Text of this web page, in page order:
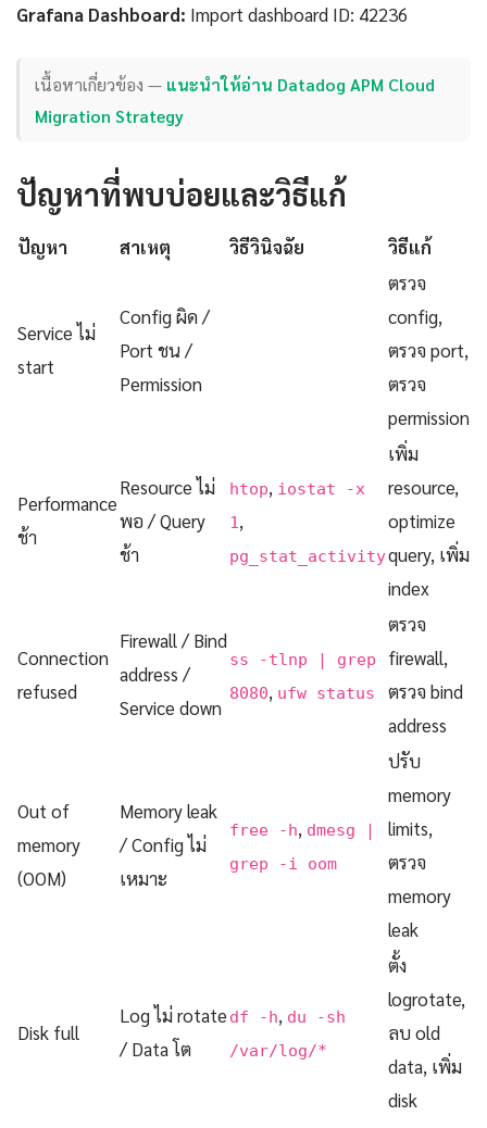
Grafana Dashboard: Import dashboard ID: 42236
เนื้อหาเกี่ยวข้อง — แนะนำให้อ่าน Datadog APM Cloud
Migration Strategy
ปัญหาที่พบบ่อยและวิธีแก้
ปัญหา สาเหตุ วิธีวินิจฉัย วิธีแก้
Service ไม่
start
Config ผิด /
Port ชน /
Permission
ตรวจ
config,
ตรวจ port,
ตรวจ
permission
Performance
ช้า
Resource ไม่
พอ / Query
ช้า
htop, iostat -x
1 ,
pg_stat_activity
เพิ่ม
resource,
optimize
query, เพิ่ม
index
Connection
refused
Firewall / Bind
address /
Service down
ss -tlnp | grep
8080, ufw status
ตรวจ
firewall,
ตรวจ bind
address
Out of
memory
(OOM)
Memory leak
/ Config ไม่
เหมาะ
free -h, dmesg |
grep -i oom
ปรับ
memory
limits,
ตรวจ
memory
leak
Disk full
Log ไม่ rotate
/ Data โต
df -h, du -sh
/var/log/*
ตั้ง
logrotate,
ลบ old
data, เพิ่ม
disk